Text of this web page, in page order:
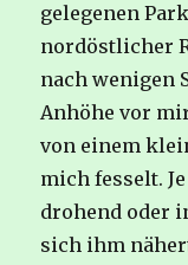
gelegenen
nordöstlicher
nach wenigen
Anhöhe vor
von einem
mich fesselt.
drohend oder
sich ihm